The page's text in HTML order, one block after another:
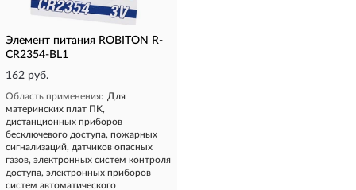
Элемент питания ROBITON R-
CR2354-BL1
162 руб.
Область применения: Для
материнских плат ПК,
дистанционных приборов
бесключевого доступа, пожарных
сигнализаций, датчиков опасных
газов, электронных систем контроля
доступа, электронных приборов
систем автоматического